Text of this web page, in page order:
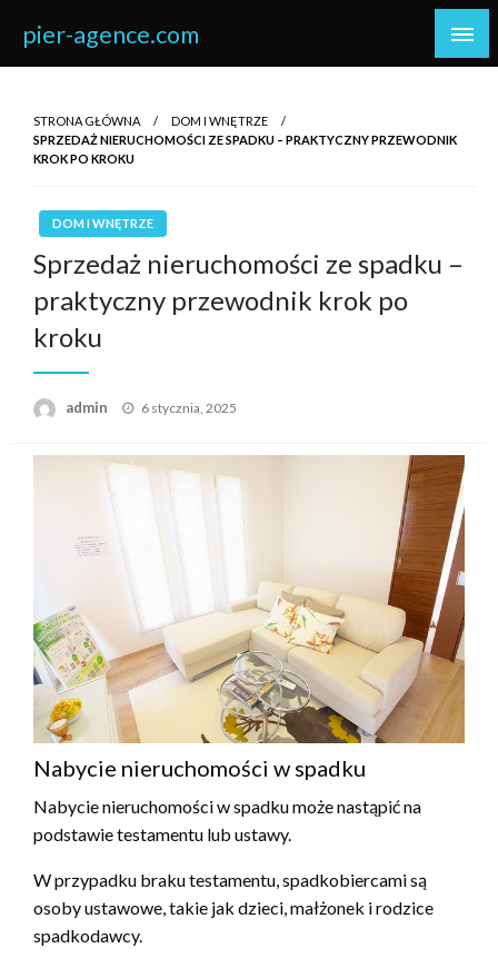
content
pier-agence.com
STRONA GŁÓWNA
DOM I WNĘTRZE
SPRZEDAŻ NIERUCHOMOŚCI ZE SPADKU – PRAKTYCZNY PRZEWODNIK
KROK PO KROKU
DOM I WNĘTRZE
Sprzedaż nieruchomości ze spadku –
praktyczny przewodnik krok po
kroku
admin
Opublikowane
6 stycznia, 2025
Nabycie nieruchomości w spadku
Nabycie nieruchomości w spadku może nastąpić na
podstawie testamentu lub ustawy.
W przypadku braku testamentu, spadkobiercami są
osoby ustawowe, takie jak dzieci, małżonek i rodzice
spadkodawcy.